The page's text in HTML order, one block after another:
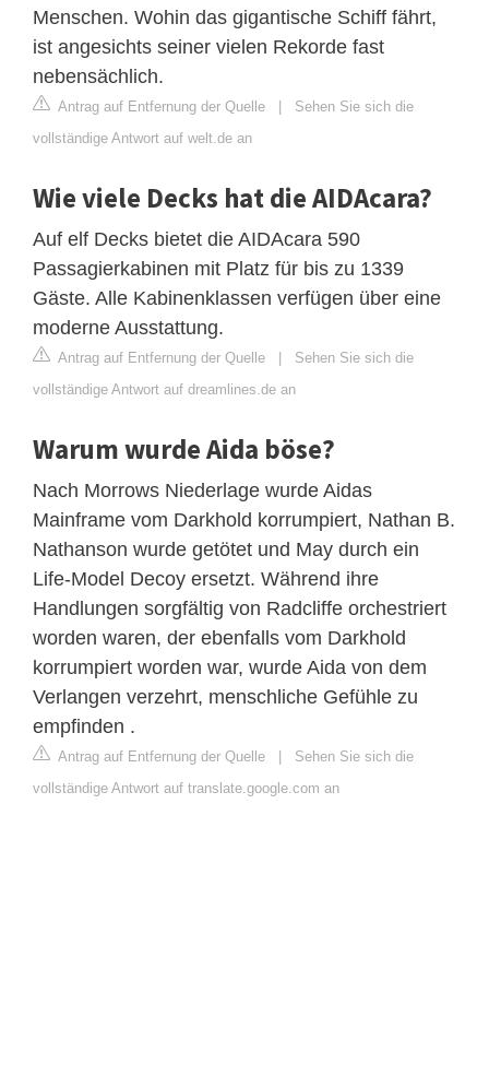
Menschen. Wohin das gigantische Schiff fährt,
ist angesichts seiner vielen Rekorde fast
nebensächlich.
Antrag auf Entfernung der Quelle | Sehen Sie sich die
vollständige Antwort auf welt.de an
Wie viele Decks hat die AIDAcara?
Auf elf Decks bietet die AIDAcara 590
Passagierkabinen mit Platz für bis zu 1339
Gäste. Alle Kabinenklassen verfügen über eine
moderne Ausstattung.
Antrag auf Entfernung der Quelle | Sehen Sie sich die
vollständige Antwort auf dreamlines.de an
Warum wurde Aida böse?
Nach Morrows Niederlage wurde Aidas
Mainframe vom Darkhold korrumpiert, Nathan B.
Nathanson wurde getötet und May durch ein
Life-Model Decoy ersetzt. Während ihre
Handlungen sorgfältig von Radcliffe orchestriert
worden waren, der ebenfalls vom Darkhold
korrumpiert worden war, wurde Aida von dem
Verlangen verzehrt, menschliche Gefühle zu
empfinden .
Antrag auf Entfernung der Quelle | Sehen Sie sich die
vollständige Antwort auf translate.google.com an